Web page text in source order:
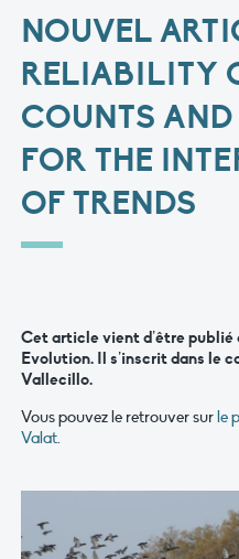
NOUVEL
RELIABILITY
COUNTS
FOR THE
OF TRENDS
Cet article vient d’être publié
Evolution. Il s’inscrit dans le
Vallecillo.
Vous pouvez le retrouver sur le
Valat.